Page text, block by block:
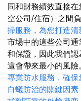
同和財務績效直接
空公司/住宿）之間
掃服務，為您打造清
市場中的這些公司
和保證，因此我們認
這會帶來最小的風險
專業防水服務，確
白蟻防治的關鍵因素